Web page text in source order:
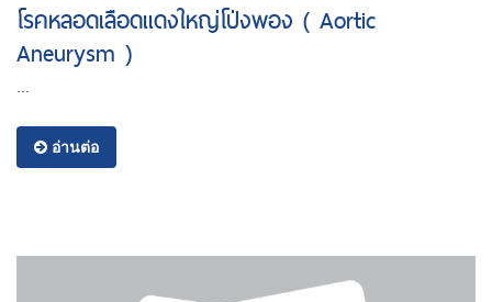
โรคหลอดเลือดแดงใหญ่โป่งพอง ( Aortic
Aneurysm )
...
อ่านต่อ